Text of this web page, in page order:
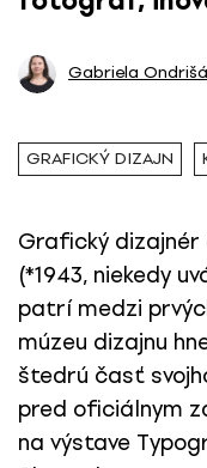
Gabriela
GRAFICKÝ DIZAJN
Grafický
(*1943, niekedy
patrí medzi
múzeu dizajnu
štedrú časť
pred oficiálnym
na výstave